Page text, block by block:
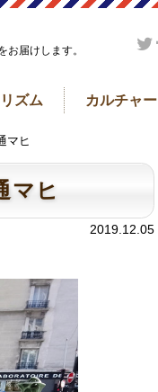
お届けします。
ズム カルチャー
マヒ
マヒ
2019.12.05